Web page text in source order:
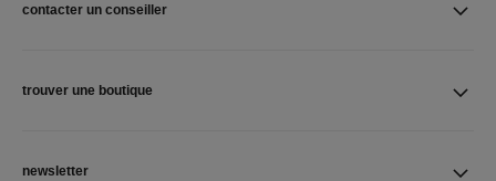
contacter un conseiller
trouver une boutique
newsletter